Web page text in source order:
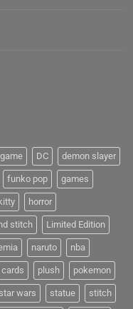
DC demon slayer
funko pop games
horror
stitch Limited Edition
naruto nba
plush pokemon
star wars statue stitch